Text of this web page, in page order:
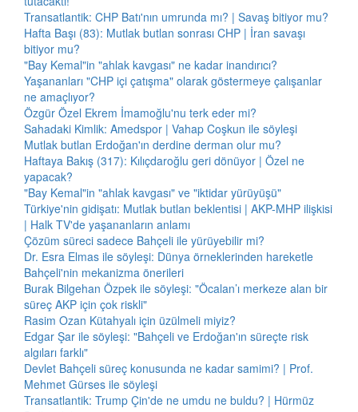
Transatlantik: CHP Batı'nın umrunda mı? | Savaş bitiyor mu?
Hafta Başı (83): Mutlak butlan sonrası CHP | İran savaşı
bitiyor mu?
"Bay Kemal"in "ahlak kavgası" ne kadar inandırıcı?
Yaşananları "CHP içi çatışma" olarak göstermeye çalışanlar
ne amaçlıyor?
Özgür Özel Ekrem İmamoğlu'nu terk eder mi?
Sahadaki Kimlik: Amedspor | Vahap Coşkun ile söyleşi
Mutlak butlan Erdoğan'ın derdine derman olur mu?
Haftaya Bakış (317): Kılıçdaroğlu geri dönüyor | Özel ne
yapacak?
"Bay Kemal"in "ahlak kavgası" ve "iktidar yürüyüşü"
Türkiye'nin gidişatı: Mutlak butlan beklentisi | AKP-MHP ilişkisi
| Halk TV'de yaşananların anlamı
Çözüm süreci sadece Bahçeli ile yürüyebilir mi?
Dr. Esra Elmas ile söyleşi: Dünya örneklerinden hareketle
Bahçeli'nin mekanizma önerileri
Burak Bilgehan Özpek ile söyleşi: "Öcalan’ı merkeze alan bir
süreç AKP için çok riskli"
Rasim Ozan Kütahyalı için üzülmeli miyiz?
Edgar Şar ile söyleşi: "Bahçeli ve Erdoğan'ın süreçte risk
algıları farklı"
Devlet Bahçeli süreç konusunda ne kadar samimi? | Prof.
Mehmet Gürses ile söyleşi
Transatlantik: Trump Çin'de ne umdu ne buldu? | Hürmüz